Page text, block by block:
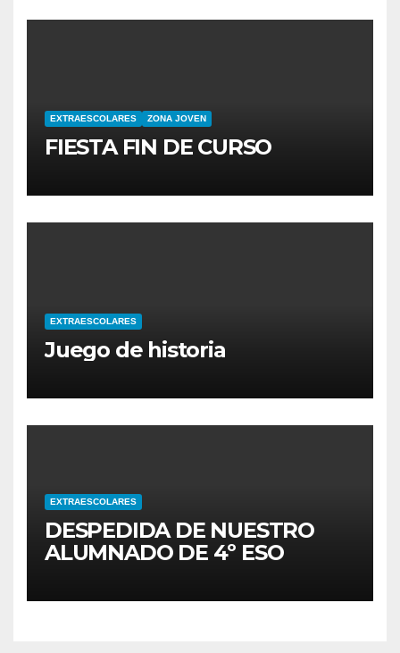
EXTRAESCOLARES ZONA JOVEN
FIESTA FIN DE CURSO
EXTRAESCOLARES
Juego de historia
EXTRAESCOLARES
DESPEDIDA DE NUESTRO
ALUMNADO DE 4º ESO